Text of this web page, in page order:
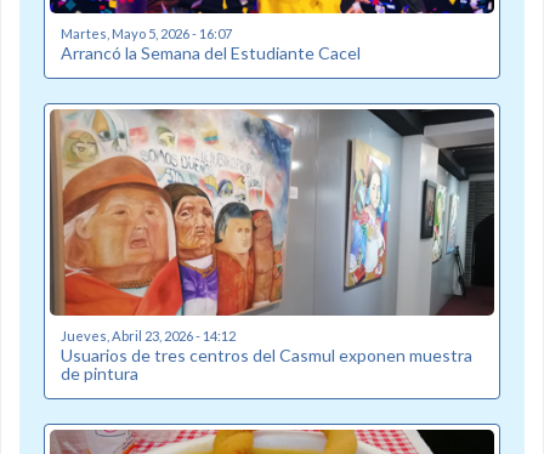
Martes, Mayo 5, 2026 - 16:07
Arrancó la Semana del Estudiante Cacel
Jueves, Abril 23, 2026 - 14:12
Usuarios de tres centros del Casmul exponen muestra
de pintura